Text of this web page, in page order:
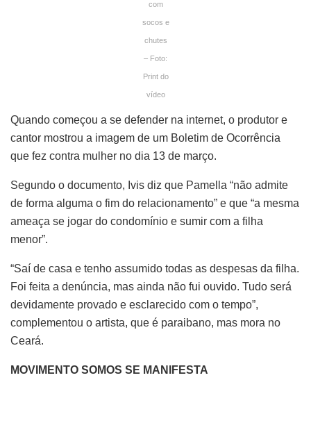
com
socos e
chutes
– Foto:
Print do
vídeo
Quando começou a se defender na internet, o produtor e
cantor mostrou a imagem de um Boletim de Ocorrência
que fez contra mulher no dia 13 de março.
Segundo o documento, Ivis diz que Pamella “não admite
de forma alguma o fim do relacionamento” e que “a mesma
ameaça se jogar do condomínio e sumir com a filha
menor”.
“Saí de casa e tenho assumido todas as despesas da filha.
Foi feita a denúncia, mas ainda não fui ouvido. Tudo será
devidamente provado e esclarecido com o tempo”,
complementou o artista, que é paraibano, mas mora no
Ceará.
MOVIMENTO SOMOS SE MANIFESTA